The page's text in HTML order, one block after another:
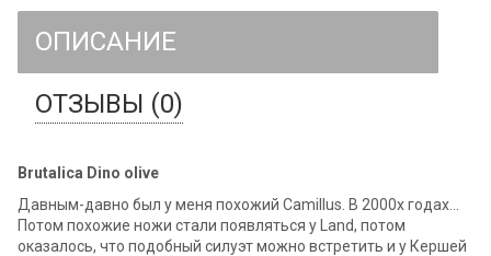
ОПИСАНИЕ
ОТЗЫВЫ (0)
Brutalica Dino olive
Давным-давно был у меня похожий Camillus. В 2000х годах...
Потом похожие ножи стали появляться у Land, потом
оказалось, что подобный силуэт можно встретить и у Кершей